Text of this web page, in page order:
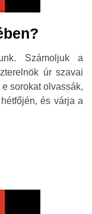
Számoljuk a
úr szavai
sorokat olvassák,
és várja a